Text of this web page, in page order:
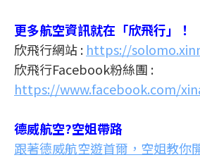
更多航空資訊就在「欣飛行」！
欣飛行網站 : https://
欣飛行Facebook粉絲團 :
https://www.facebook.com/
德威航空?空姐帶路
跟著德威航空遊首爾，空姐教你